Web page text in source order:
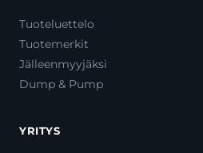
Tuoteluettelo
Tuotemerkit
Jälleenmyyjäksi
Dump & Pump
YRITYS